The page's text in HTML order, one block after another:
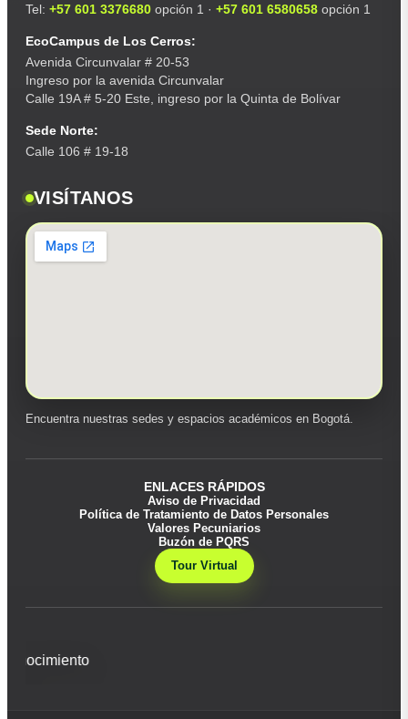
Tel: +57 601 3376680 opción 1 · +57 601 6580658 opción 1
EcoCampus de Los Cerros:
Avenida Circunvalar # 20-53
Ingreso por la avenida Circunvalar
Calle 19A # 5-20 Este, ingreso por la Quinta de Bolívar
Sede Norte:
Calle 106 # 19-18
VISÍTANOS
Encuentra nuestras sedes y espacios académicos en Bogotá.
ENLACES RÁPIDOS
Aviso de Privacidad
Política de Tratamiento de Datos Personales
Valores Pecuniarios
Buzón de PQRS
Tour Virtual